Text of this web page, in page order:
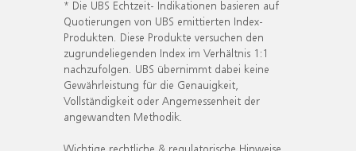
* Die UBS Echtzeit- Indikationen basieren auf
Quotierungen von UBS emittierten Index-
Produkten. Diese Produkte versuchen den
zugrundeliegenden Index im Verhältnis 1:1
nachzufolgen. UBS übernimmt dabei keine
Gewährleistung für die Genauigkeit,
Vollständigkeit oder Angemessenheit der
angewandten Methodik.